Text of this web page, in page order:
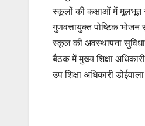
स्कूलों की कक्षाओं में मूलभूत
गुणवत्तायुक्त पोष्टिक भोजन
स्कूल की अवस्थापना
बैठक में मुख्य शिक्षा
उप शिक्षा अधिकारी